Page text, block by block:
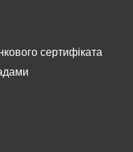
сертифіката